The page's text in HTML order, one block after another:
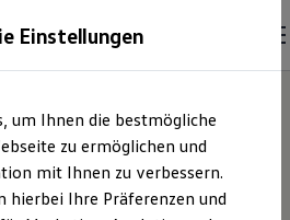
entdecken
und Oldtimer
GewerbekundenElitzsch
Einstellungen
um Ihnen die bestmögliche
zu ermöglichen und
mit Ihnen zu verbessern.
hierbei Ihre Präferenzen und